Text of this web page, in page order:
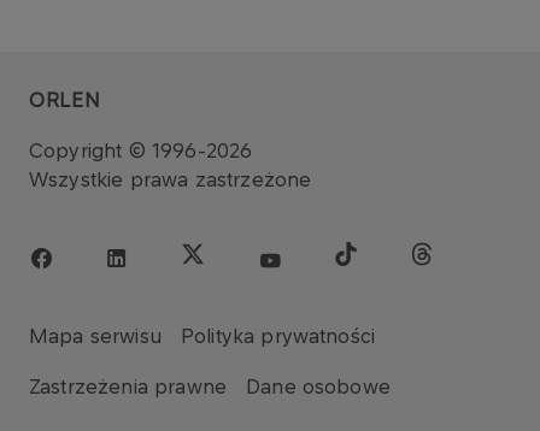
ORLEN
Copyright © 1996-2026
Wszystkie prawa zastrzeżone
Mapa serwisu Polityka prywatności
Zastrzeżenia prawne Dane osobowe